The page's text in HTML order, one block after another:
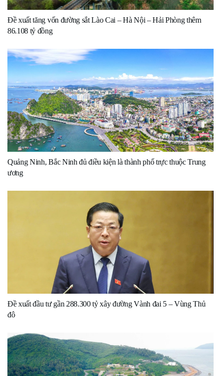
Đề xuất tăng vốn đường sắt Lào Cai – Hà Nội – Hải Phòng thêm
86.108 tỷ đồng
Quảng Ninh, Bắc Ninh đủ điều kiện là thành phố trực thuộc Trung
ương
Đề xuất đầu tư gần 288.300 tỷ xây đường Vành đai 5 – Vùng Thủ
đô